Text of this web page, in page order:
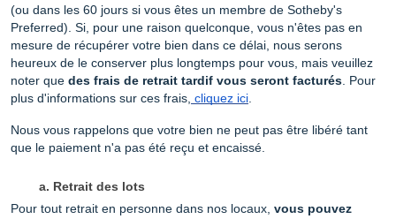
(ou dans les 60 jours si vous êtes un membre de Sotheby's
Preferred). Si, pour une raison quelconque, vous n'êtes pas en
mesure de récupérer votre bien dans ce délai, nous serons
heureux de le conserver plus longtemps pour vous, mais veuillez
noter que des frais de retrait tardif vous seront facturés . Pour
plus d'informations sur ces frais, cliquez ici
Nous vous rappelons que votre bien ne peut pas être libéré tant
que le paiement n'a pas été reçu et encaissé.
Retrait des lots
Pour tout retrait en personne dans nos locaux, vous pouvez